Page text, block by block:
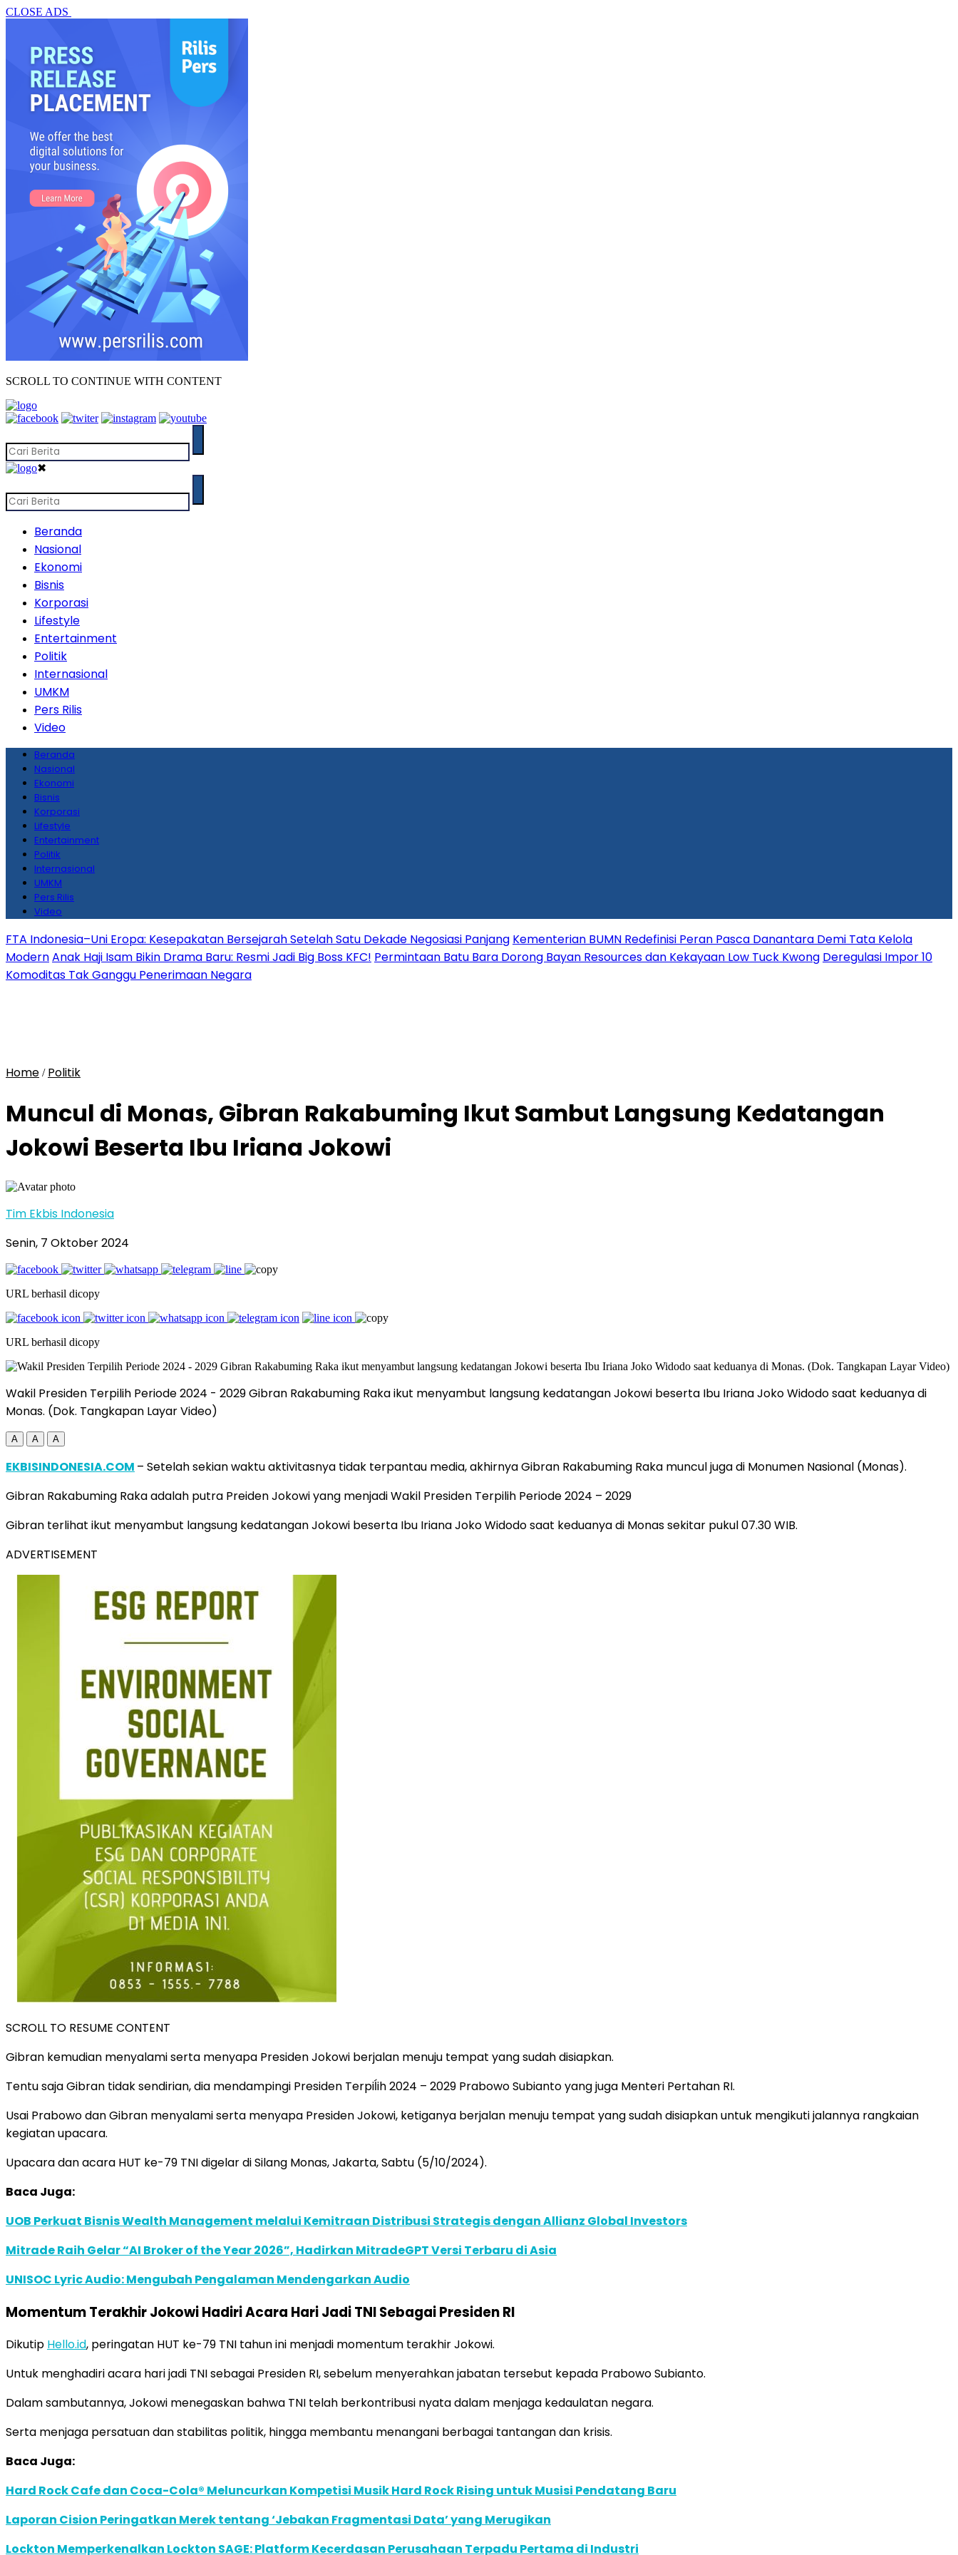
CLOSE ADS
SCROLL TO CONTINUE WITH CONTENT
✖
Beranda
Nasional
Ekonomi
Bisnis
Korporasi
Lifestyle
Entertainment
Politik
Internasional
UMKM
Pers Rilis
Video
Beranda
Nasional
Ekonomi
Bisnis
Korporasi
Lifestyle
Entertainment
Politik
Internasional
UMKM
Pers Rilis
Video
FTA Indonesia–Uni Eropa: Kesepakatan Bersejarah Setelah Satu Dekade Negosiasi Panjang Kementerian BUMN Redefinisi Peran Pasca Danantara Demi Tata Kelola
ModernAnak Haji Isam Bikin Drama Baru: Resmi Jadi Big Boss KFC! Permintaan Batu Bara Dorong Bayan Resources dan Kekayaan Low Tuck Kwong Deregulasi Impor 10
Komoditas Tak Ganggu Penerimaan Negara
Home / Politik
Muncul di Monas, Gibran Rakabuming Ikut Sambut Langsung Kedatangan
Jokowi Beserta Ibu Iriana Jokowi
Tim Ekbis Indonesia
Senin, 7 Oktober 2024
URL berhasil dicopy
URL berhasil dicopy
Wakil Presiden Terpilih Periode 2024 - 2029 Gibran Rakabuming Raka ikut menyambut langsung kedatangan Jokowi beserta Ibu Iriana Joko Widodo saat keduanya di
Monas. (Dok. Tangkapan Layar Video)
A A A
EKBISINDONESIA.COM – Setelah sekian waktu aktivitasnya tidak terpantau media, akhirnya Gibran Rakabuming Raka muncul juga di Monumen Nasional (Monas).
Gibran Rakabuming Raka adalah putra Preiden Jokowi yang menjadi Wakil Presiden Terpilih Periode 2024 – 2029
Gibran terlihat ikut menyambut langsung kedatangan Jokowi beserta Ibu Iriana Joko Widodo saat keduanya di Monas sekitar pukul 07.30 WIB.
ADVERTISEMENT
SCROLL TO RESUME CONTENT
Gibran kemudian menyalami serta menyapa Presiden Jokowi berjalan menuju tempat yang sudah disiapkan.
Tentu saja Gibran tidak sendirian, dia mendampingi Presiden Terpiĺih 2024 – 2029 Prabowo Subianto yang juga Menteri Pertahan RI.
Usai Prabowo dan Gibran menyalami serta menyapa Presiden Jokowi, ketiganya berjalan menuju tempat yang sudah disiapkan untuk mengikuti jalannya rangkaian
kegiatan upacara.
Upacara dan acara HUT ke-79 TNI digelar di Silang Monas, Jakarta, Sabtu (5/10/2024).
Baca Juga:
UOB Perkuat Bisnis Wealth Management melalui Kemitraan Distribusi Strategis dengan Allianz Global Investors
Mitrade Raih Gelar “AI Broker of the Year 2026”, Hadirkan MitradeGPT Versi Terbaru di Asia
UNISOC Lyric Audio: Mengubah Pengalaman Mendengarkan Audio
Momentum Terakhir Jokowi Hadiri Acara Hari Jadi TNI Sebagai Presiden RI
Dikutip Hello.id, peringatan HUT ke-79 TNI tahun ini menjadi momentum terakhir Jokowi.
Untuk menghadiri acara hari jadi TNI sebagai Presiden RI, sebelum menyerahkan jabatan tersebut kepada Prabowo Subianto.
Dalam sambutannya, Jokowi menegaskan bahwa TNI telah berkontribusi nyata dalam menjaga kedaulatan negara.
Serta menjaga persatuan dan stabilitas politik, hingga membantu menangani berbagai tantangan dan krisis.
Baca Juga:
Hard Rock Cafe dan Coca-Cola® Meluncurkan Kompetisi Musik Hard Rock Rising untuk Musisi Pendatang Baru
Laporan Cision Peringatkan Merek tentang ‘Jebakan Fragmentasi Data’ yang Merugikan
Lockton Memperkenalkan Lockton SAGE: Platform Kecerdasan Perusahaan Terpadu Pertama di Industri